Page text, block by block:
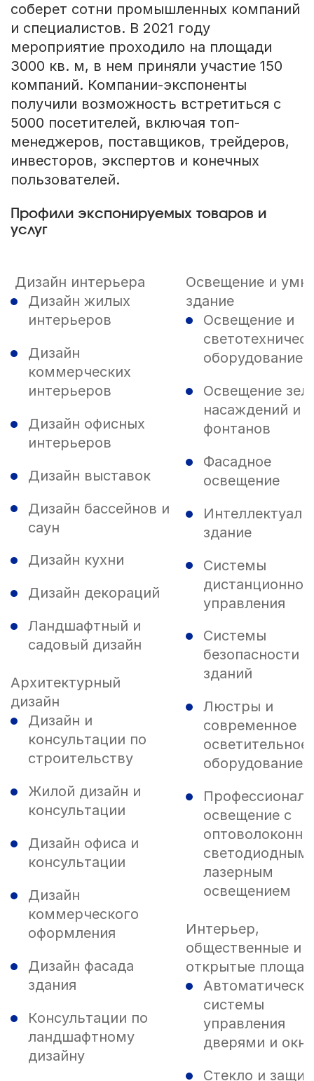
соберет сотни промышленных компаний
и специалистов. В 2021 году
мероприятие проходило на площади
3000 кв. м, в нем приняли участие 150
компаний. Компании-экспоненты
получили возможность встретиться с
5000 посетителей, включая топ-
менеджеров, поставщиков, трейдеров,
инвесторов, экспертов и конечных
пользователей.
Профили экспонируемых товаров и
услуг
Дизайн интерьера
Дизайн жилых
интерьеров
Дизайн
коммерческих
интерьеров
Дизайн офисных
интерьеров
Дизайн выставок
Дизайн бассейнов и
саун
Дизайн кухни
Дизайн декораций
Ландшафтный и
садовый дизайн
Архитектурный
дизайн
Дизайн и
консультации по
строительству
Жилой дизайн и
консультации
Дизайн офиса и
консультации
Дизайн
коммерческого
оформления
Дизайн фасада
здания
Консультации по
ландшафтному
дизайну
Освещение и
здание
Освещение и
оборудование
Освещение
насаждений и
фонтанов
Фасадное
освещение
здание
Системы
управления
Системы
безопасности
зданий
Люстры и
современное
осветительное
оборудование
освещение с
светодиодным
лазерным
освещением
Интерьер,
общественные и
открытые
системы
управления
дверями и
Стекло и